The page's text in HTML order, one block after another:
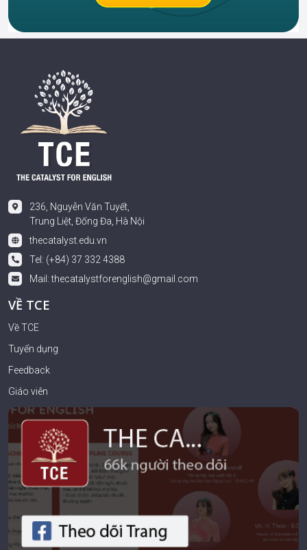
236, Nguyễn Văn Tuyết,
Trung Liệt, Đống Đa, Hà Nội
thecatalyst.edu.vn
Tel: (+84) 37 332 4388
Mail:thecatalystforenglish@gmail.com
VỀ TCE
Về TCE
Tuyển dụng
Feedback
Giáo viên